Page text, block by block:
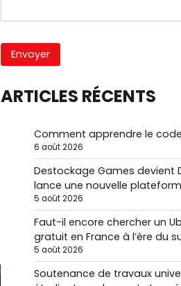
ARTICLES RÉCENTS
Comment apprendre le
6 août 2026
Destockage Games devient
lance une nouvelle
5 août 2026
Faut-il encore chercher un
gratuit en France à l’ère du
5 août 2026
Soutenance de travaux